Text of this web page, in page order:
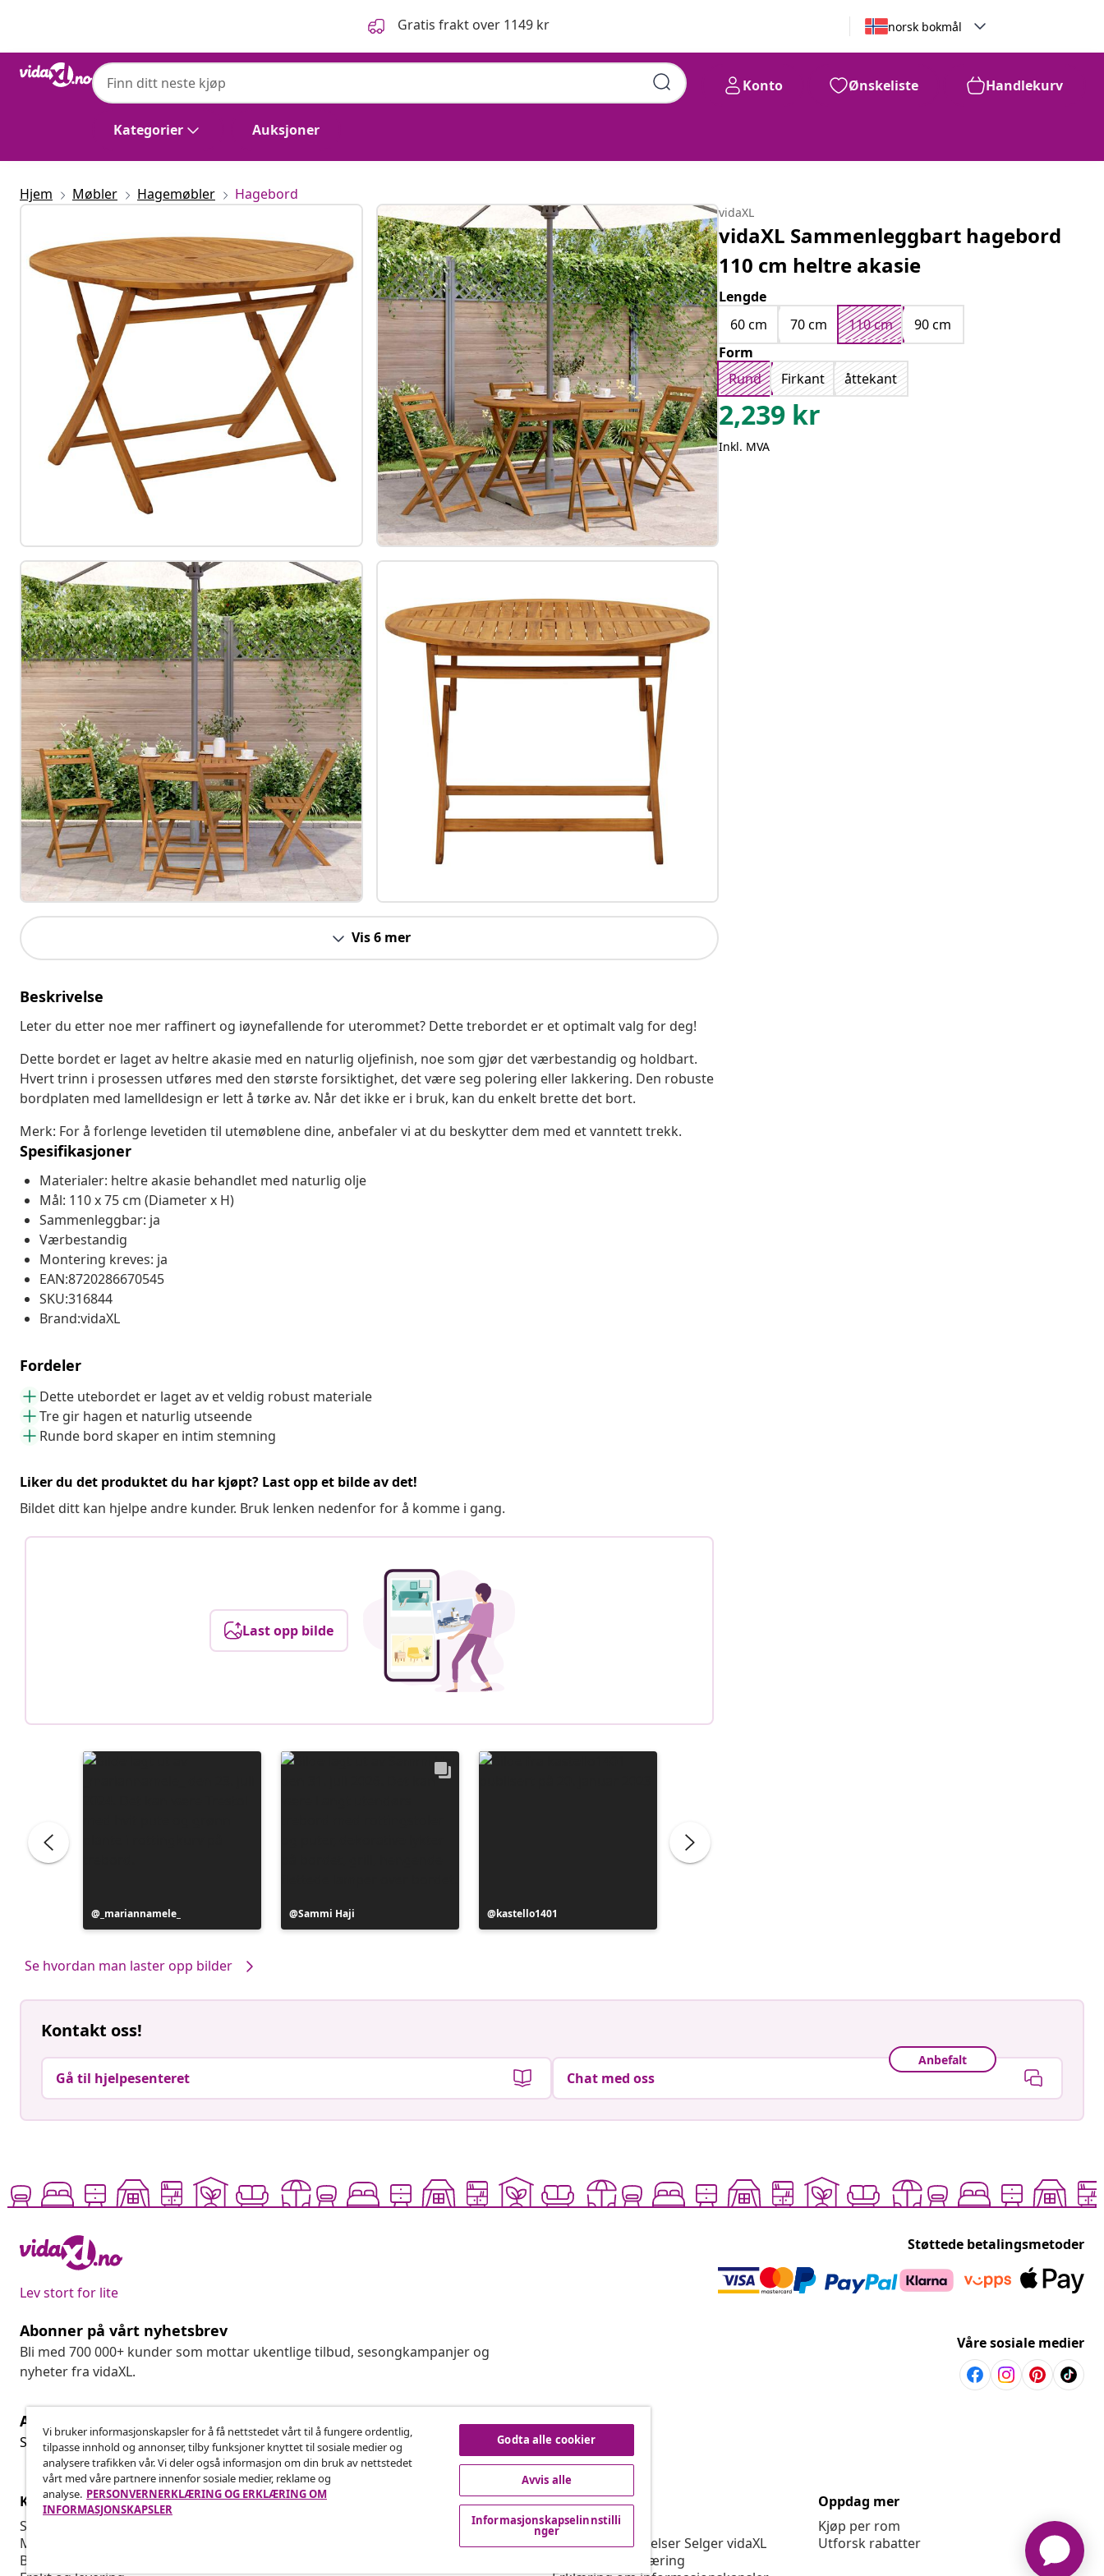
Gratis frakt over 1149 kr norsk bokmål
Kategorier Auksjoner
Konto Ønskeliste Handlekurv
vidaXL kr
Hjem Møbler Hagemøbler Hagebord
Vis 6 mer
Beskrivelse
Leter du etter noe mer raffinert og iøynefallende for uterommet? Dette trebordet er et optimalt valg for deg!
Dette bordet er laget av heltre akasie med en naturlig oljefinish, noe som gjør det værbestandig og holdbart.
Hvert trinn i prosessen utføres med den største forsiktighet, det være seg polering eller lakkering. Den robuste
bordplaten med lamelldesign er lett å tørke av. Når det ikke er i bruk, kan du enkelt brette det bort.
Merk: For å forlenge levetiden til utemøblene dine, anbefaler vi at du beskytter dem med et vanntett trekk.
Spesifikasjoner
Materialer: heltre akasie behandlet med naturlig olje
Mål: 110 x 75 cm (Diameter x H)
Sammenleggbar: ja
Værbestandig
Montering kreves: ja
EAN:8720286670545
SKU:316844
Brand:vidaXL
Fordeler
Dette utebordet er laget av et veldig robust materiale
Tre gir hagen et naturlig utseende
Runde bord skaper en intim stemning
Liker du det produktet du har kjøpt? Last opp et bilde av det!
Bildet ditt kan hjelpe andre kunder. Bruk lenken nedenfor for å komme i gang.
Last opp bilde
Innlegg
publisert
_mariannamele_
Innlegg
publisert
Sammi Haji
Innlegg
publisert
kastello1401
Se hvordan man laster opp bilder
vidaXL
vidaXL Sammenleggbart hagebord
110 cm heltre akasie
Lengde
60 cm
70 cm 110 cm
90 cm
Form
Rund
Firkant åttekant
2,239 kr
Inkl. MVA
Kontakt oss!
Gå til hjelpesenteret
Anbefalt
Chat med oss
Lev stort for lite
Støttede betalingsmetoder
Abonner på vårt nyhetsbrev
Bli med 700 000+ kunder som mottar ukentlige tilbud, sesongkampanjer og
nyheter fra vidaXL.
Våre sosiale medier
Angre på kontrakten
Send inn en angrerett for bestillingen din.
Angre på kontrakten
Kundeservice
Spor bestillingen din
Min konto
Betaling
Bedrift
vidaXL
Om vidaXL
Vilkår og betingelser Selger vidaXL
Personvernerklæring
Oppdag mer
Kjøp per rom
Utforsk rabatter
Vi bruker informasjonskapsler for å få nettstedet vårt til å fungere ordentlig,
tilpasse innhold og annonser, tilby funksjoner knyttet til sosiale medier og
analysere trafikken vår. Vi deler også informasjon om din bruk av nettstedet
vårt med våre partnere innenfor sosiale medier, reklame og
analyse. PERSONVERNERKLÆRING OG ERKLÆRING OM
INFORMASJONSKAPSLER
Godta alle cookier
Avvis alle
Informasjonskapselinnstilli
nger